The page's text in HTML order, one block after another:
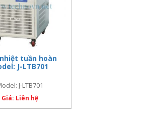
tuần hoàn
J-LTB701
J-LTB701
Giá: Liên hệ